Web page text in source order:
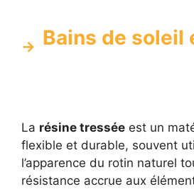
Bains de soleil
La résine tressée est un
flexible et durable, souvent
l’apparence du rotin naturel
résistance accrue aux